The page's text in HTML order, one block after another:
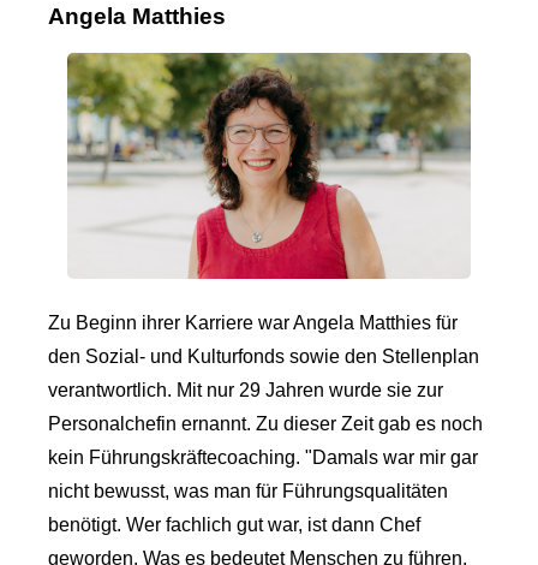
Angela Matthies
Zu Beginn ihrer Karriere war Angela Matthies für
den Sozial- und Kulturfonds sowie den Stellenplan
verantwortlich. Mit nur 29 Jahren wurde sie zur
Personalchefin ernannt. Zu dieser Zeit gab es noch
kein Führungskräftecoaching. "Damals war mir gar
nicht bewusst, was man für Führungsqualitäten
benötigt. Wer fachlich gut war, ist dann Chef
geworden. Was es bedeutet Menschen zu führen,